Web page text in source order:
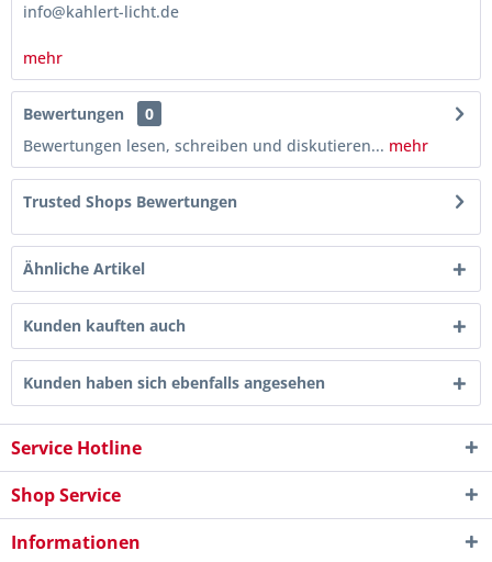
info@kahlert-licht.de
mehr
Bewertungen
0
Bewertungen lesen, schreiben und diskutieren... mehr
Trusted Shops Bewertungen
Ähnliche Artikel
Kunden kauften auch
Kunden haben sich ebenfalls angesehen
Service Hotline
Shop Service
Informationen